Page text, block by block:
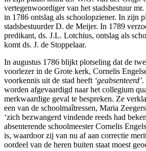
vertegenwoordiger van het stadsbestuur
in 1786 ontslag als schoolopziener. In zijn
stadsbestuurder D. de Meijer. In 1789
predikant, ds. J.L. Lotchius, ontslag als
komt ds. J. de Stoppelaar.
In augustus 1786 blijkt plotseling dat de
voorlezer in de Grote kerk, Cornelis
voorkennis uit de stad heeft ‘geabsenteerd’.
worden afgevaardigd naar het collegium
merkwaardige geval te bespreken. Ze
een van de schoolmaîtressen, Maria
‘zich bezwangerd vindende reeds had
absenterende schoolmeester Cornelis
is, waardoor zij van nu af aan correctie
oordeel van de heren buiten staat moest